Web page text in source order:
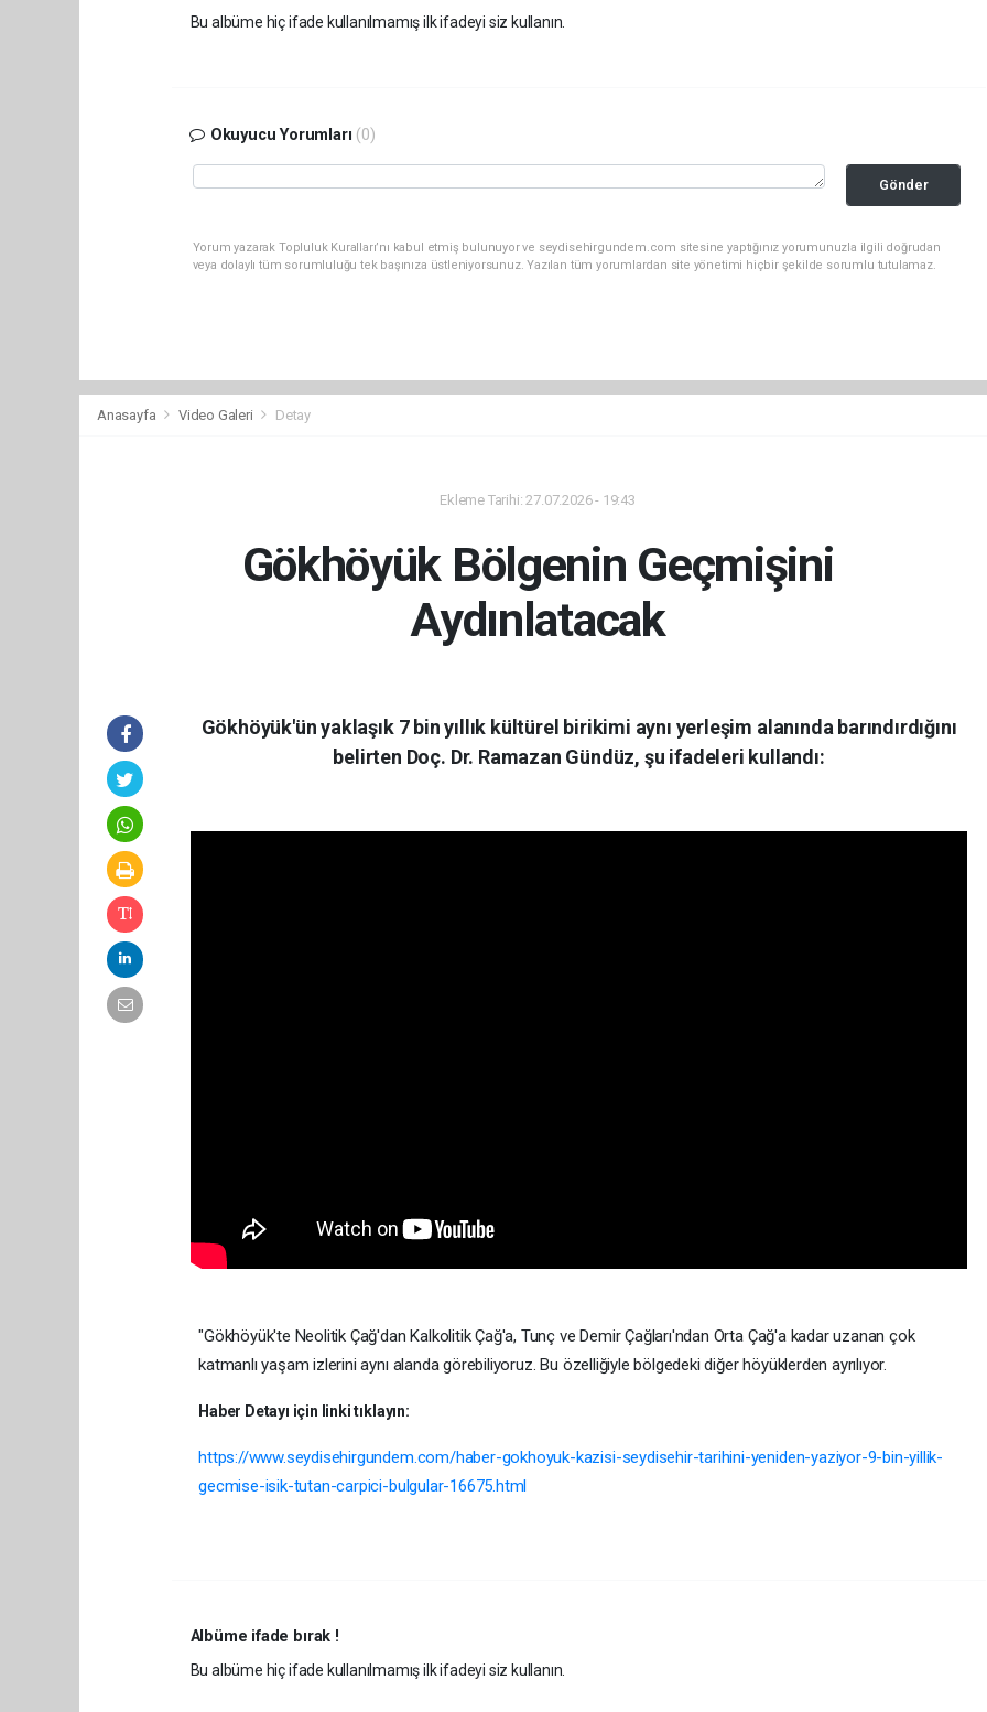
Bu albüme hiç ifade kullanılmamış ilk ifadeyi siz kullanın.
Okuyucu Yorumları (0)
Gönder
Yorum yazarak Topluluk Kuralları’nı kabul etmiş bulunuyor ve seydisehirgundem.com sitesine yaptığınız yorumunuzla ilgili doğrudan
veya dolaylı tüm sorumluluğu tek başınıza üstleniyorsunuz. Yazılan tüm yorumlardan site yönetimi hiçbir şekilde sorumlu tutulamaz.
Anasayfa Video Galeri Detay
Ekleme Tarihi: 27.07.2026 - 19:43
Gökhöyük Bölgenin Geçmişini
Aydınlatacak
Gökhöyük'ün yaklaşık 7 bin yıllık kültürel birikimi aynı yerleşim alanında barındırdığını
belirten Doç. Dr. Ramazan Gündüz, şu ifadeleri kullandı:
"Gökhöyük'te Neolitik Çağ'dan Kalkolitik Çağ'a, Tunç ve Demir Çağları'ndan Orta Çağ'a kadar uzanan çok
katmanlı yaşam izlerini aynı alanda görebiliyoruz. Bu özelliğiyle bölgedeki diğer höyüklerden ayrılıyor.
Haber Detayı için linki tıklayın:
https://www.seydisehirgundem.com/haber-gokhoyuk-kazisi-seydisehir-tarihini-yeniden-yaziyor-9-bin-yillik-
gecmise-isik-tutan-carpici-bulgular-16675.html
Albüme ifade bırak !
Bu albüme hiç ifade kullanılmamış ilk ifadeyi siz kullanın.